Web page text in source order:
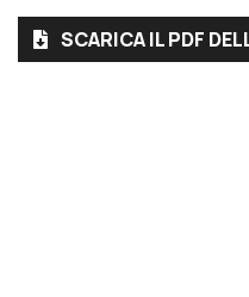
SCARICA IL PDF